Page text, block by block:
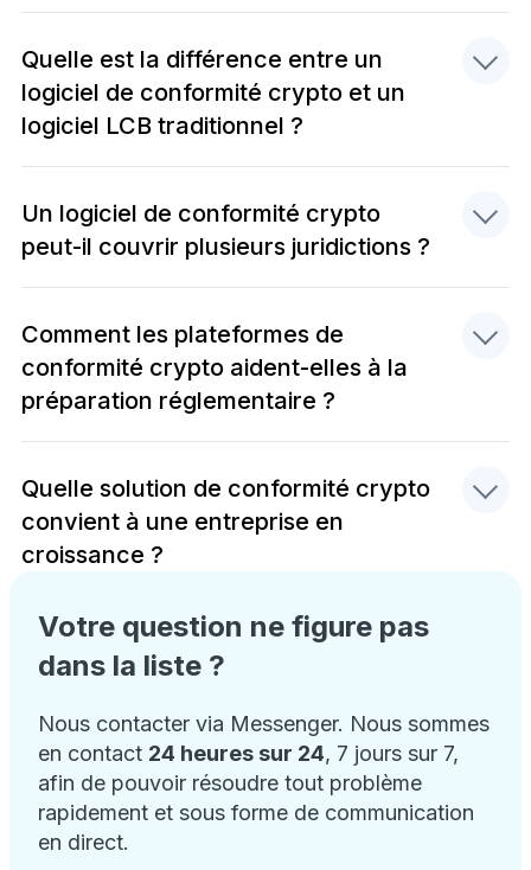
Votre question ne figure pas
dans la liste ?
Nous contacter via Messenger. Nous sommes
en contact 24 heures sur 24, 7 jours sur 7,
afin de pouvoir résoudre tout problème
rapidement et sous forme de communication
en direct.
Quelle est la différence entre un
logiciel de conformité crypto et un
logiciel LCB traditionnel ?
Un logiciel de conformité crypto
peut-il couvrir plusieurs juridictions ?
Comment les plateformes de
conformité crypto aident-elles à la
préparation réglementaire ?
Quelle solution de conformité crypto
convient à une entreprise en
croissance ?